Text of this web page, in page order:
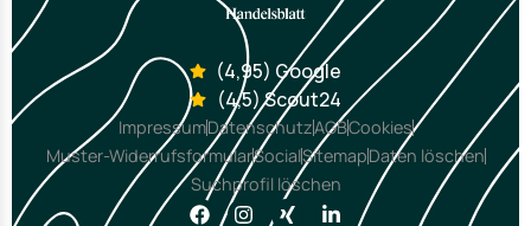
(4,95) Google
(4,5) Scout24
ImpressumDatenschutzAGBCookies
Muster-WiderrufsformularSocialSitemapDaten löschen
Suchprofil löschen